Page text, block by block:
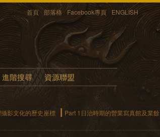
首頁 部落格 Facebook專頁 ENGLISH
進階搜尋 資源聯盟
影文化的歷史座標
Part 1日治時期的營業寫真館及業餘